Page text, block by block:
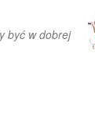
być w dobrej